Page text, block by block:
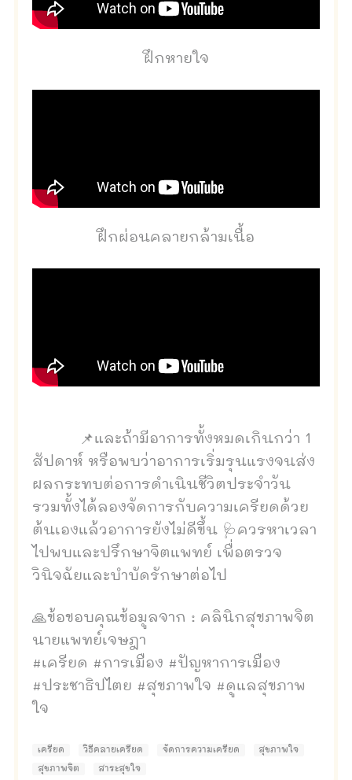
ฝึกหายใจ
ฝึกผ่อนคลายกล้ามเนื้อ
📌และถ้ามีอาการทั้งหมดเกินกว่า 1
สัปดาห์ หรือพบว่าอาการเริ่มรุนแรงจนส่ง
ผลกระทบต่อการดำเนินชีวิตประจำวัน
รวมทั้งได้ลองจัดการกับความเครียดด้วย
ต้นเองแล้วอาการยังไม่ดีขึ้น 🩺ควรหาเวลา
ไปพบและปรึกษาจิตแพทย์ เพื่อตรวจ
วินิจฉัยและบำบัดรักษาต่อไป
🙏ข้อขอบคุณข้อมูลจาก : คลินิกสุขภาพจิต
นายแพทย์เจษฎา
#เครียด #การเมือง #ปัญหาการเมือง
#ประชาธิปไตย #สุขภาพใจ #ดูแลสุขภาพ
ใจ
เครียด วิธีคลายเครียด จัดการความเครียด สุขภาพใจ
สุขภาพจิต สาระสุขใจ